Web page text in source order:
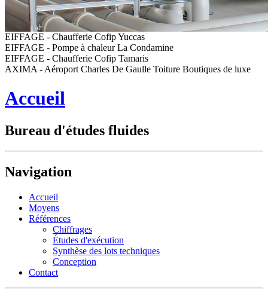
EIFFAGE - Chaufferie Cofip Yuccas
EIFFAGE - Pompe à chaleur La Condamine
EIFFAGE - Chaufferie Cofip Tamaris
AXIMA - Aéroport Charles De Gaulle Toiture Boutiques de luxe
Accueil
Bureau d'études fluides
Navigation
Accueil
Moyens
Références
Chiffrages
Études d'exécution
Synthèse des lots techniques
Conception
Contact